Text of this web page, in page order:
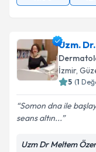
Uzm.
İzmir,
5 (1
Somon dna ile
seans altın...
Uzm Dr Meltem Özer